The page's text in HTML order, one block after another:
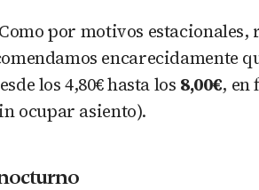
Como por motivos
encarecidamente
los 4,80€ hasta los 8,00€, en
ocupar asiento).